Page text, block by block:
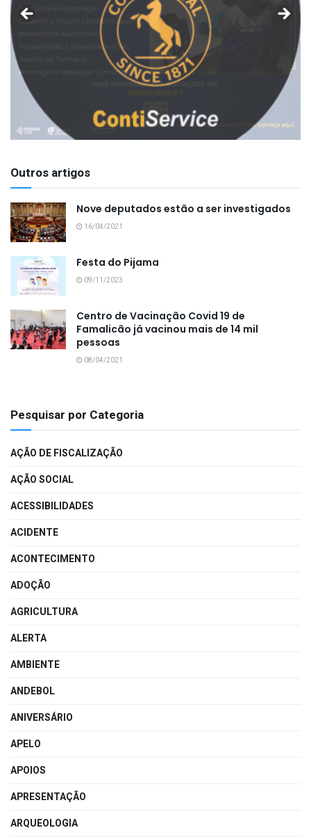
Outros artigos
Nove deputados estão a ser investigados
16/04/2021
Festa do Pijama
09/11/2023
Centro de Vacinação Covid 19 de
Famalicão já vacinou mais de 14 mil
pessoas
08/04/2021
Pesquisar por Categoria
AÇÃO DE FISCALIZAÇÃO
AÇÃO SOCIAL
ACESSIBILIDADES
ACIDENTE
ACONTECIMENTO
ADOÇÃO
AGRICULTURA
ALERTA
AMBIENTE
ANDEBOL
ANIVERSÁRIO
APELO
APOIOS
APRESENTAÇÃO
ARQUEOLOGIA